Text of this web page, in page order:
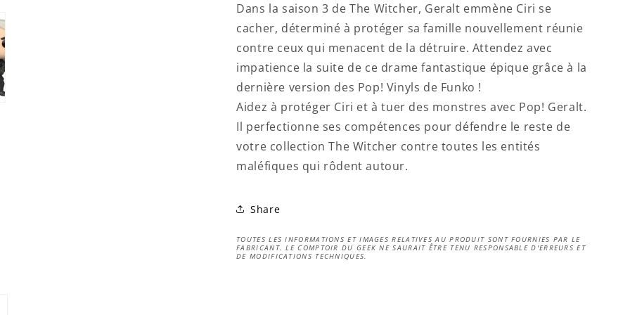
Dans la saison 3 de The Witcher, Geralt emmène Ciri se
cacher, déterminé à protéger sa famille nouvellement réunie
contre ceux qui menacent de la détruire. Attendez avec
impatience la suite de ce drame fantastique épique grâce à la
dernière version des Pop! Vinyls de Funko !
Aidez à protéger Ciri et à tuer des monstres avec Pop! Geralt.
Il perfectionne ses compétences pour défendre le reste de
votre collection The Witcher contre toutes les entités
maléfiques qui rôdent autour.
Share
TOUTES LES INFORMATIONS ET IMAGES RELATIVES AU PRODUIT SONT FOURNIES PAR LE
FABRICANT. LE COMPTOIR DU GEEK NE SAURAIT ÊTRE TENU RESPONSABLE D'ERREURS ET
DE MODIFICATIONS TECHNIQUES.